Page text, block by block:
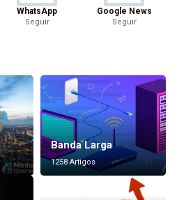
WhatsApp
Seguir
Google News
Seguir
Banda Larga
1258 Artigos